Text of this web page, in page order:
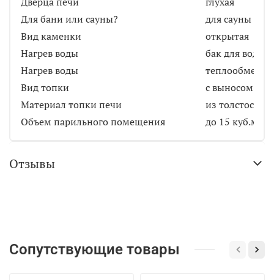
Для бани или сауны?
для сауны
Вид каменки
открытая
Нагрев воды
бак для воды
Нагрев воды
Вид топки
с выносом
Материал топки печи
из
Объем парильного помещения
до 15 куб.м
Отзывы
Сопутствующие товары